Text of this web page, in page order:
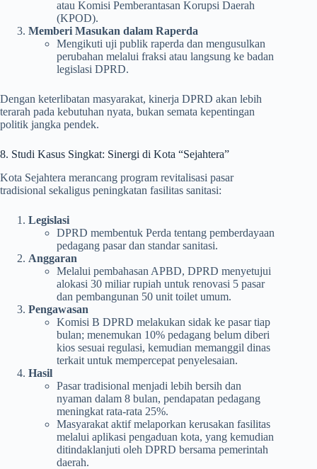
atau Komisi Pemberantasan Korupsi Daerah
(KPOD).
Memberi Masukan dalam Raperda
Mengikuti uji publik raperda dan mengusulkan
perubahan melalui fraksi atau langsung ke badan
legislasi DPRD.
Dengan keterlibatan masyarakat, kinerja DPRD akan lebih
terarah pada kebutuhan nyata, bukan semata kepentingan
politik jangka pendek.
8. Studi Kasus Singkat: Sinergi di Kota “Sejahtera”
Kota Sejahtera merancang program revitalisasi pasar
tradisional sekaligus peningkatan fasilitas sanitasi:
Legislasi
DPRD membentuk Perda tentang pemberdayaan
pedagang pasar dan standar sanitasi.
Anggaran
Melalui pembahasan APBD, DPRD menyetujui
alokasi 30 miliar rupiah untuk renovasi 5 pasar
dan pembangunan 50 unit toilet umum.
Pengawasan
Komisi B DPRD melakukan sidak ke pasar tiap
bulan; menemukan 10% pedagang belum diberi
kios sesuai regulasi, kemudian memanggil dinas
terkait untuk mempercepat penyelesaian.
Hasil
Pasar tradisional menjadi lebih bersih dan
nyaman dalam 8 bulan, pendapatan pedagang
meningkat rata-rata 25%.
Masyarakat aktif melaporkan kerusakan fasilitas
melalui aplikasi pengaduan kota, yang kemudian
ditindaklanjuti oleh DPRD bersama pemerintah
daerah.